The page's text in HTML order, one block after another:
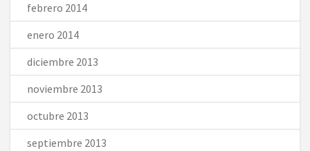
febrero 2014
enero 2014
diciembre 2013
noviembre 2013
octubre 2013
septiembre 2013